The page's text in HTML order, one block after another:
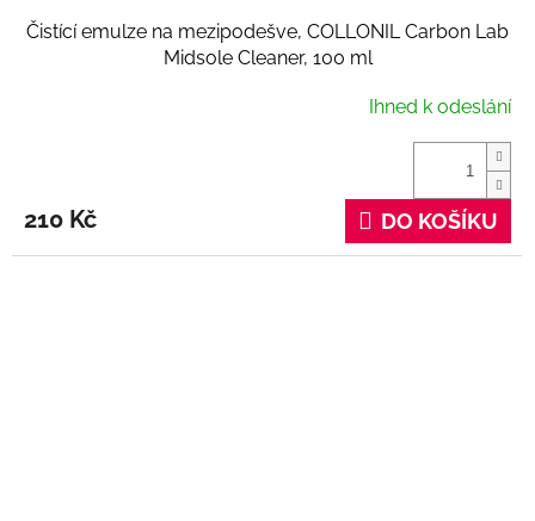
Čistící emulze na mezipodešve, COLLONIL Carbon Lab
Midsole Cleaner, 100 ml
Ihned k odeslání
210 Kč DO KOŠÍKU